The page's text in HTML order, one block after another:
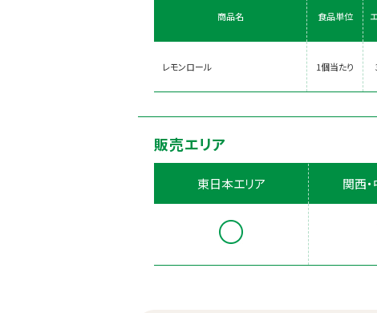
商品名 食品単位
レモンロール 1個当たり
販売エリア
東日本エリア 関西